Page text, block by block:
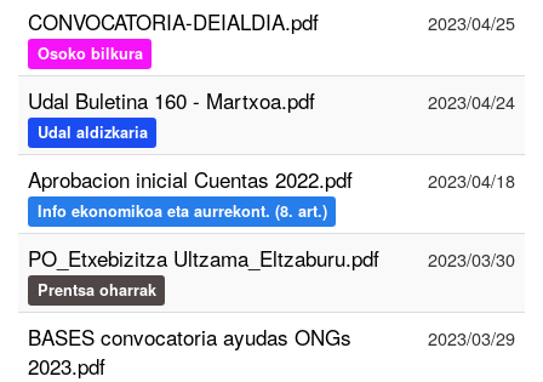
CONVOCATORIA-DEIALDIA.pdf
Osoko bilkura
2023/04/25
Udal Buletina 160 - Martxoa.pdf
Udal aldizkaria
2023/04/24
Aprobacion inicial Cuentas 2022.pdf
Info ekonomikoa eta aurrekont. (8. art.)
2023/04/18
PO_Etxebizitza Ultzama_Eltzaburu.pdf
Prentsa oharrak
2023/03/30
BASES convocatoria ayudas ONGs
2023.pdf
2023/03/29